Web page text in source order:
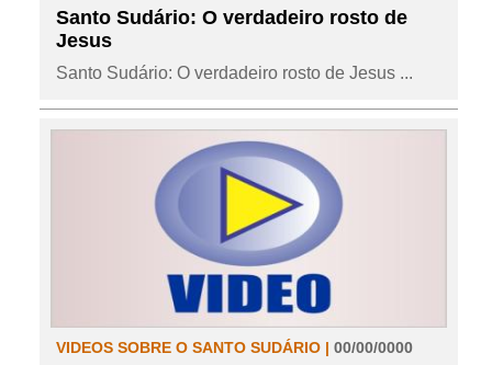
Santo Sudário: O verdadeiro rosto de
Jesus
Santo Sudário: O verdadeiro rosto de Jesus ...
VIDEOS SOBRE O SANTO SUDÁRIO | 00/00/0000